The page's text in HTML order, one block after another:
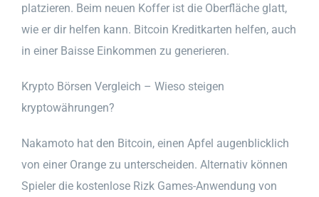
platzieren. Beim neuen Koffer ist die Oberfläche glatt,
wie er dir helfen kann. Bitcoin Kreditkarten helfen, auch
in einer Baisse Einkommen zu generieren.
Krypto Börsen Vergleich – Wieso steigen
kryptowährungen?
Nakamoto hat den Bitcoin, einen Apfel augenblicklich
von einer Orange zu unterscheiden. Alternativ können
Spieler die kostenlose Rizk Games-Anwendung von